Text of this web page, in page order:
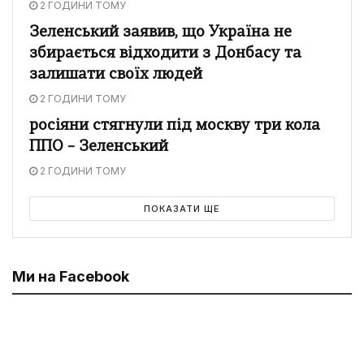
2 ГОДИНИ ТОМУ
Зеленський заявив, що Україна не
збирається відходити з Донбасу та
залишати своїх людей
2 ГОДИНИ ТОМУ
росіяни стягнули під москву три кола
ППО – Зеленський
2 ГОДИНИ ТОМУ
ПОКАЗАТИ ЩЕ
Ми на Facebook